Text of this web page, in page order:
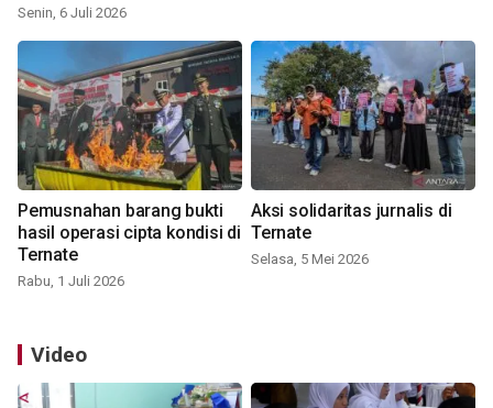
Senin, 6 Juli 2026
Pemusnahan barang bukti
hasil operasi cipta kondisi di
Ternate
Rabu, 1 Juli 2026
Aksi solidaritas jurnalis di
Ternate
Selasa, 5 Mei 2026
Video